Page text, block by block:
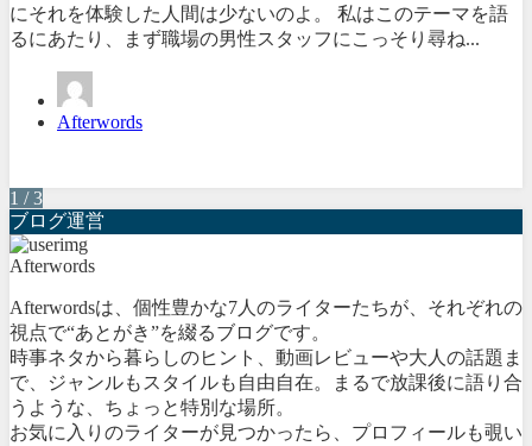
にそれを体験した人間は少ないのよ。 私はこのテーマを語
るにあたり、まず職場の男性スタッフにこっそり尋ね...
Afterwords
1 / 3
ブログ運営
Afterwords
Afterwordsは、個性豊かな7人のライターたちが、それぞれの
視点で“あとがき”を綴るブログです。
時事ネタから暮らしのヒント、動画レビューや大人の話題ま
で、ジャンルもスタイルも自由自在。まるで放課後に語り合
うような、ちょっと特別な場所。
お気に入りのライターが見つかったら、プロフィールも覗い